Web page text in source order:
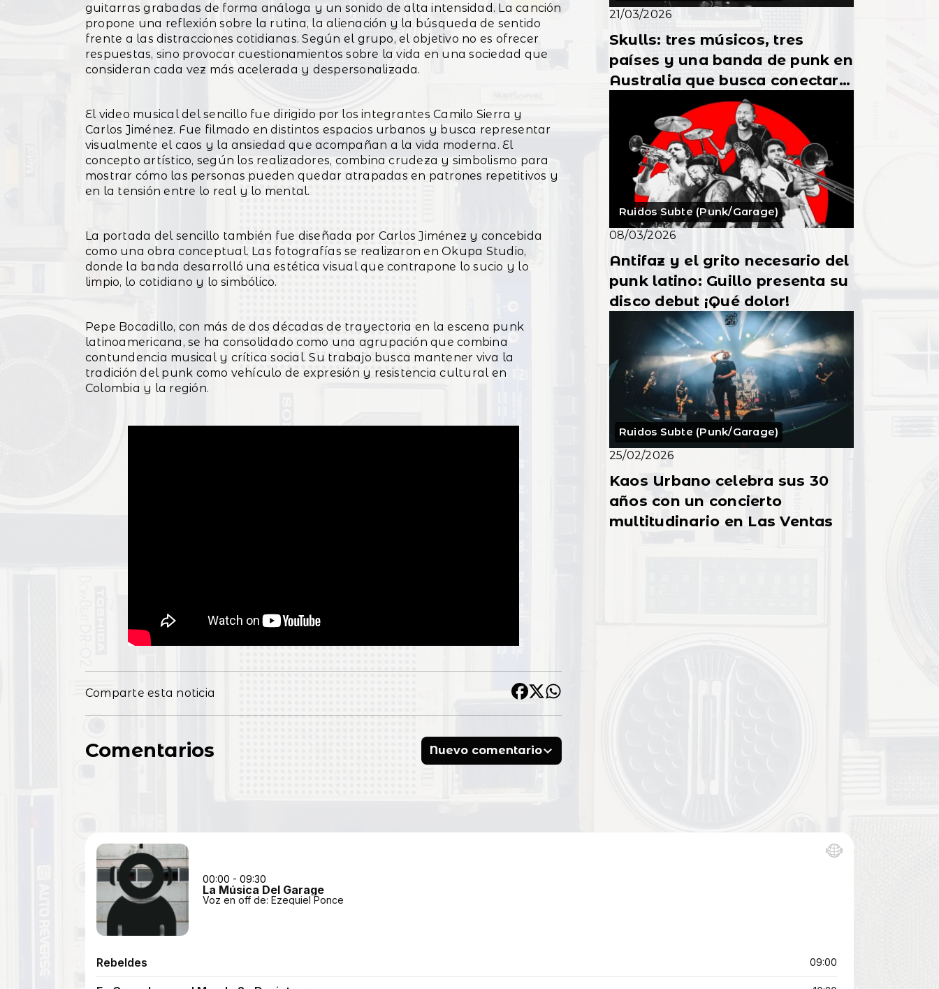
guitarras grabadas de forma análoga y un sonido de alta intensidad. La canción
propone una reflexión sobre la rutina, la alienación y la búsqueda de sentido
frente a las distracciones cotidianas. Según el grupo, el objetivo no es ofrecer
respuestas, sino provocar cuestionamientos sobre la vida en una sociedad que
consideran cada vez más acelerada y despersonalizada.
El video musical del sencillo fue dirigido por los integrantes Camilo Sierra y
Carlos Jiménez. Fue filmado en distintos espacios urbanos y busca representar
visualmente el caos y la ansiedad que acompañan a la vida moderna. El
concepto artístico, según los realizadores, combina crudeza y simbolismo para
mostrar cómo las personas pueden quedar atrapadas en patrones repetitivos y
en la tensión entre lo real y lo mental.
La portada del sencillo también fue diseñada por Carlos Jiménez y concebida
como una obra conceptual. Las fotografías se realizaron en Okupa Studio,
donde la banda desarrolló una estética visual que contrapone lo sucio y lo
limpio, lo cotidiano y lo simbólico.
Pepe Bocadillo, con más de dos décadas de trayectoria en la escena punk
latinoamericana, se ha consolidado como una agrupación que combina
contundencia musical y crítica social. Su trabajo busca mantener viva la
tradición del punk como vehículo de expresión y resistencia cultural en
Colombia y la región.
Comparte esta noticia
Comentarios Nuevo comentario
21/03/2026
Skulls: tres músicos, tres
países y una banda de punk en
Australia que busca conectar
con Latinoamérica
Ruidos Subte (Punk/Garage)
08/03/2026
Antifaz y el grito necesario del
punk latino: Guillo presenta su
disco debut ¡Qué dolor!
Ruidos Subte (Punk/Garage)
25/02/2026
Kaos Urbano celebra sus 30
años con un concierto
multitudinario en Las Ventas